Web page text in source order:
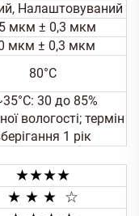
Налаштовуваний
мкм ± 0,3 мкм
мкм ± 0,3 мкм
80°C
30 до 85%
вологості; термін
1 рік
★★★★
★ ★ ★ ☆